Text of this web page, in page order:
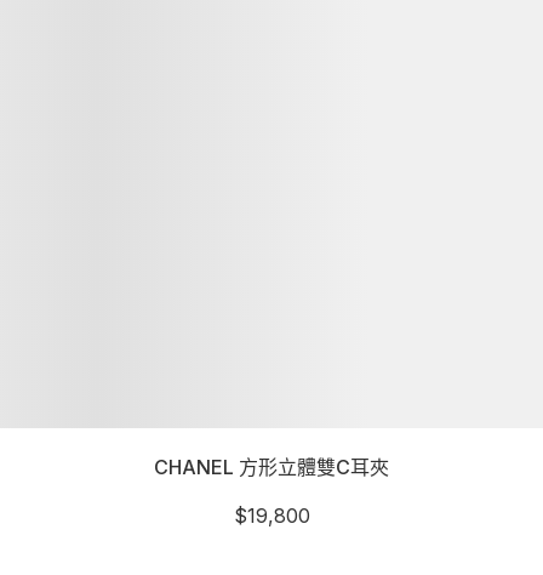
CHANEL 方形立體雙C耳夾
$19,800